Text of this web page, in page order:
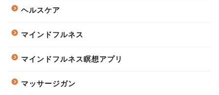
ヘルスケア
マインドフルネス
マインドフルネス瞑想アプリ
マッサージガン